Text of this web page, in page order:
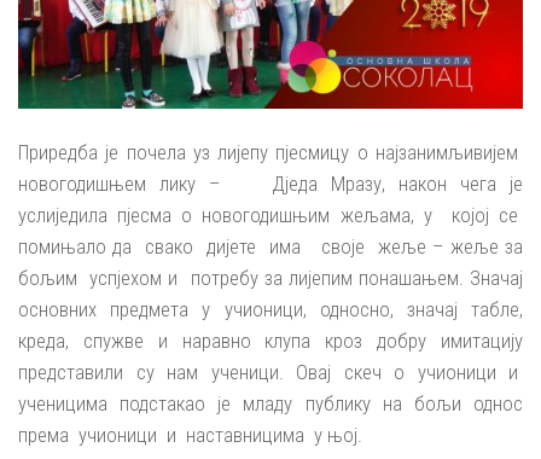
Приредба је почела уз лијепу пјесмицу о најзанимљивијем
новогодишњем лику – Дједа Мразу, након чега је
услиједила пјесма о новогодишњим жељама, у којој се
помињало да свако дијете има своје жеље – жеље за
бољим успјехом и потребу за лијепим понашањем. Значај
основних предмета у учионици, односно, значај табле,
креда, спужве и наравно клупа кроз добру имитацију
представили су нам ученици. Овај скеч о учионици и
ученицима подстакао је младу публику на бољи однос
према учионици и наставницима у њој.